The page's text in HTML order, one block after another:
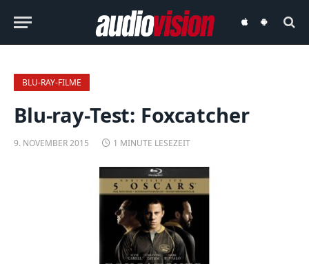
audiovisionaudiovision
BLU-RAY-FILME
Blu-ray-Test: Foxcatcher
9. NOVEMBER 2015 1 MINUTE LESEZEIT